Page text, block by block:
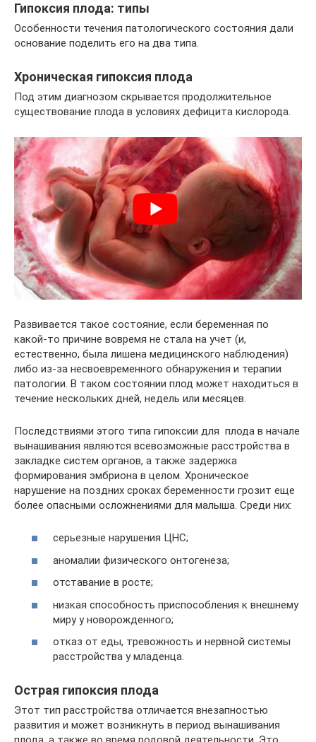
Гипоксия плода: типы
Особенности течения патологического состояния дали
основание поделить его на два типа.
Хроническая гипоксия плода
Под этим диагнозом скрывается продолжительное
существование плода в условиях дефицита кислорода.
Развивается такое состояние, если беременная по
какой-то причине вовремя не стала на учет (и,
естественно, была лишена медицинского наблюдения)
либо из-за несвоевременного обнаружения и терапии
патологии. В таком состоянии плод может находиться в
течение нескольких дней, недель или месяцев.
Последствиями этого типа гипоксии для плода в начале
вынашивания являются всевозможные расстройства в
закладке систем органов, а также задержка
формирования эмбриона в целом. Хроническое
нарушение на поздних сроках беременности грозит еще
более опасными осложнениями для малыша. Среди них:
серьезные нарушения ЦНС;
аномалии физического онтогенеза;
отставание в росте;
низкая способность приспособления к внешнему
миру у новорожденного;
отказ от еды, тревожность и нервной системы
расстройства у младенца.
Острая гипоксия плода
Этот тип расстройства отличается внезапностью
развития и может возникнуть в период вынашивания